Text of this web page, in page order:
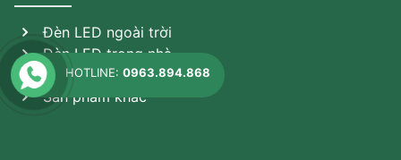
Đèn LED ngoài trời
Đèn LED trong nhà
Đèn theo ứng dụng
Sản phẩm khác
HOTLINE:0963.894.868